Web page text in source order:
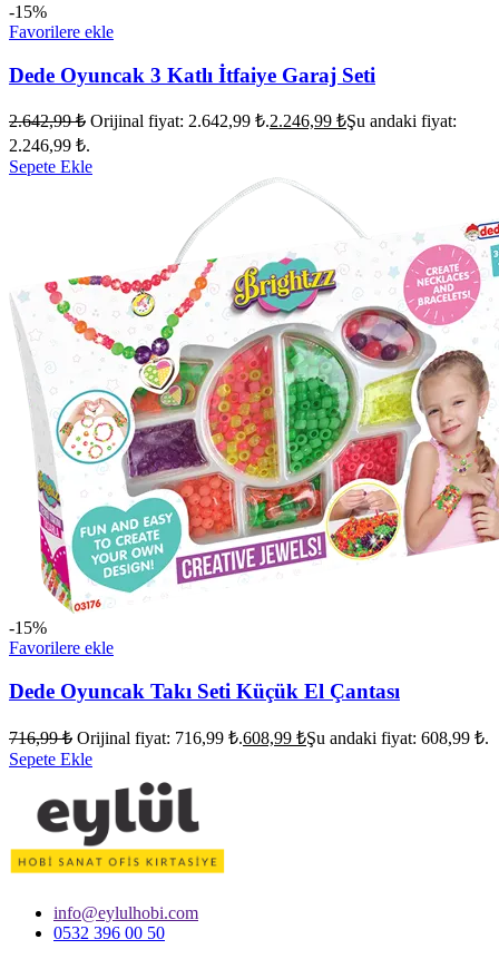
-15%
Favorilere ekle
Dede Oyuncak 3 Katlı İtfaiye Garaj Seti
2.642,99₺ Orijinal fiyat: 2.642,99 ₺.2.246,99 ₺Şu andaki fiyat:
2.246,99 ₺.
Sepete Ekle
-15%
Favorilere ekle
Dede Oyuncak Takı Seti Küçük El Çantası
716,99₺ Orijinal fiyat: 716,99 ₺.608,99 ₺Şu andaki fiyat: 608,99 ₺.
Sepete Ekle
info@eylulhobi.com
0532 396 00 50